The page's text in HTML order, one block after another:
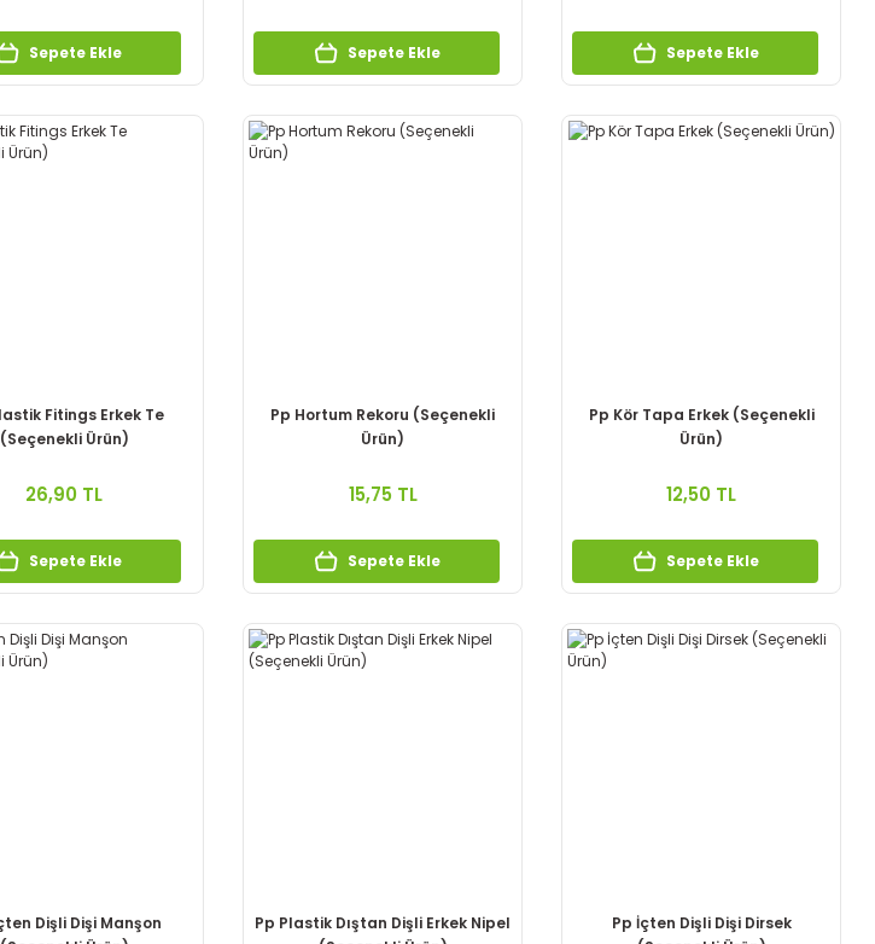
Sepete Ekle Sepete Ekle Sepete Ekle
Fitings Erkek Te
(Seçenekli Ürün)
26,90 TL
Sepete Ekle
Pp Hortum Rekoru (Seçenekli
Ürün)
15,75 TL
Sepete Ekle
Pp Kör Tapa Erkek (Seçenekli
Ürün)
12,50 TL
Sepete Ekle
Dişli Dişi Manşon
Pp Plastik Dıştan Dişli Erkek Nipel
Pp İçten Dişli Dişi Dirsek